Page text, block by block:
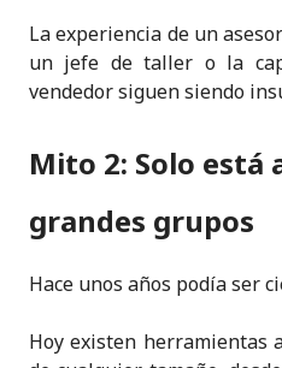
La experiencia de un
un jefe de taller o la
vendedor siguen siendo
Mito 2: Solo está
grandes grupos
Hace unos años podía ser
Hoy existen herramientas